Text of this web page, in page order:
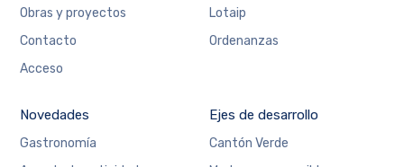
Obras y proyectos
Contacto
Acceso
Lotaip
Ordenanzas
Novedades
Gastronomía
Ejes de desarrollo
Cantón Verde